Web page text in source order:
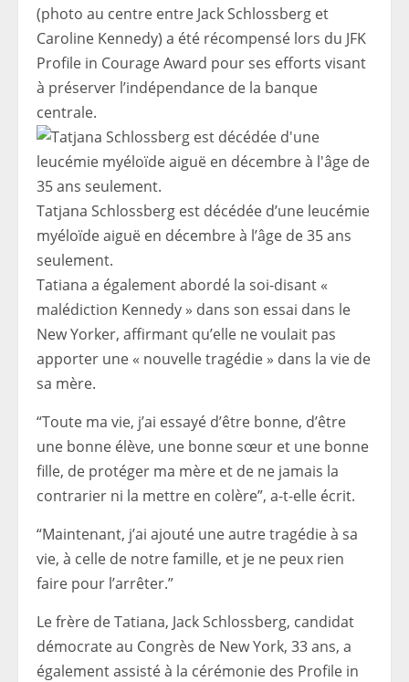
(photo au centre entre Jack Schlossberg et
Caroline Kennedy) a été récompensé lors du JFK
Profile in Courage Award pour ses efforts visant
à préserver l’indépendance de la banque
centrale.
Tatjana Schlossberg est décédée d’une leucémie
myéloïde aiguë en décembre à l’âge de 35 ans
seulement.
Tatiana a également abordé la soi-disant «
malédiction Kennedy » dans son essai dans le
New Yorker, affirmant qu’elle ne voulait pas
apporter une « nouvelle tragédie » dans la vie de
sa mère.
“Toute ma vie, j’ai essayé d’être bonne, d’être
une bonne élève, une bonne sœur et une bonne
fille, de protéger ma mère et de ne jamais la
contrarier ni la mettre en colère”, a-t-elle écrit.
“Maintenant, j’ai ajouté une autre tragédie à sa
vie, à celle de notre famille, et je ne peux rien
faire pour l’arrêter.”
Le frère de Tatiana, Jack Schlossberg, candidat
démocrate au Congrès de New York, 33 ans, a
également assisté à la cérémonie des Profile in